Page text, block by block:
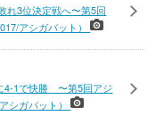
れ3位決定戦へ〜第5回
アシガバット）
4-1で快勝 〜第5回アジ
シガバット）